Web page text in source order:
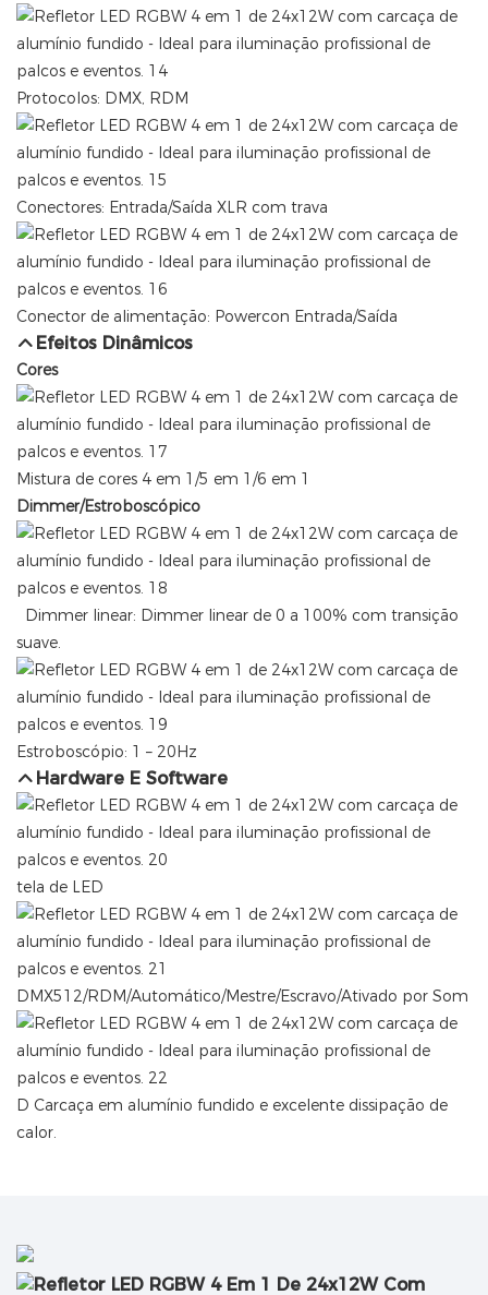
Protocolos: DMX, RDM
Conectores: Entrada/Saída XLR com trava
Conector de alimentação: Powercon Entrada/Saída
Efeitos Dinâmicos
Cores
Mistura de cores 4 em 1/5 em 1/6 em 1
Dimmer/Estroboscópico
Dimmer linear: Dimmer linear de 0 a 100% com transição
suave.
Estroboscópio: 1 – 20Hz
Hardware E Software
tela de LED
DMX512/RDM/Automático/Mestre/Escravo/Ativado por Som
D Carcaça em alumínio fundido e excelente dissipação de
calor.